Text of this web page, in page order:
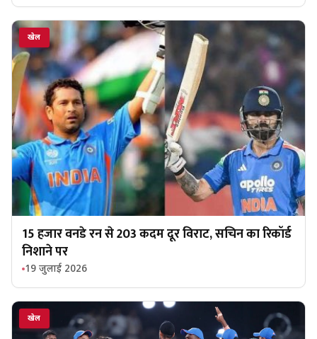
खेल
15 हजार वनडे रन से 203 कदम दूर विराट, सचिन का रिकॉर्ड
निशाने पर
19 जुलाई 2026
खेल